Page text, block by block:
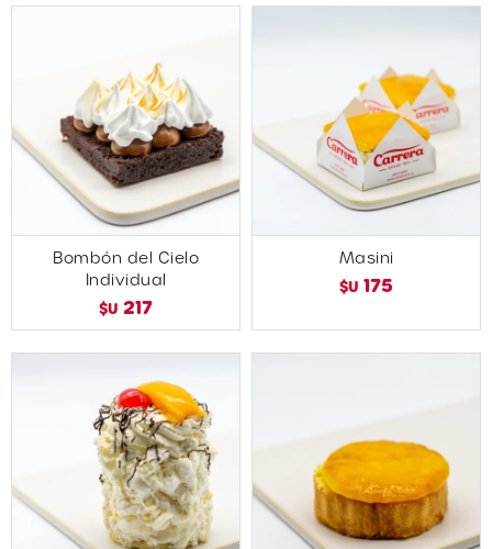
Bombón del Cielo
Individual
$U 217
Masini
$U 175